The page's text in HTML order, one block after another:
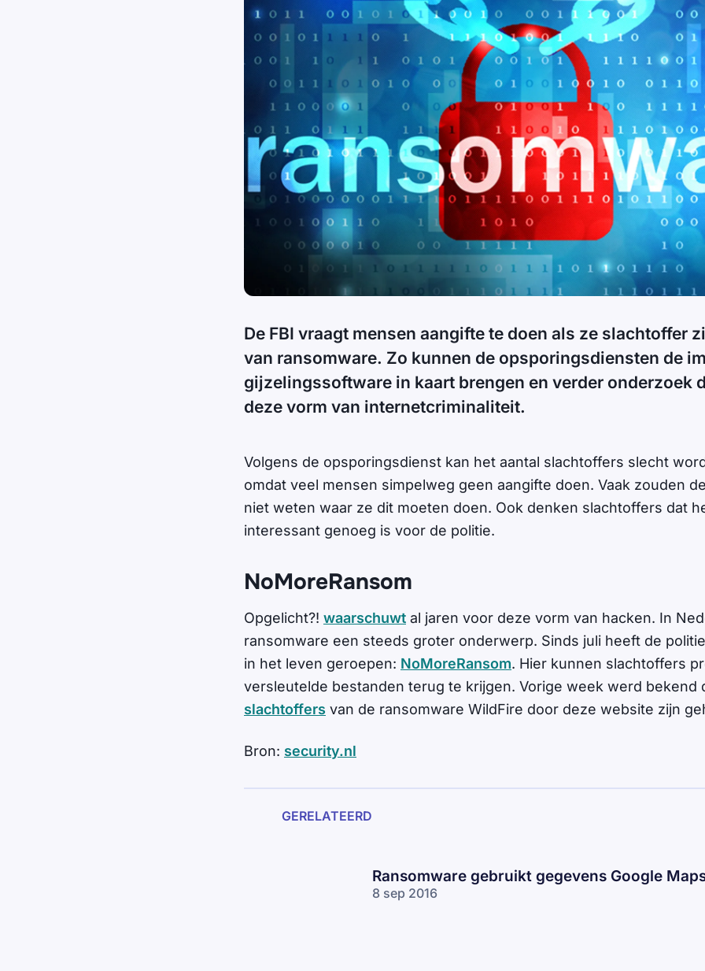
De FBI vraagt mensen aangifte te doen als ze slachtoffer
van ransomware. Zo kunnen de opsporingsdiensten de
gijzelingssoftware in kaart brengen en verder onderzoek
deze vorm van internetcriminaliteit.
Volgens de opsporingsdienst kan het aantal slachtoffers slecht
omdat veel mensen simpelweg geen aangifte doen. Vaak zouden
niet weten waar ze dit moeten doen. Ook denken slachtoffers dat
interessant genoeg is voor de politie.
NoMoreRansom
Opgelicht?! waarschuwt al jaren voor deze vorm van hacken. In
ransomware een steeds groter onderwerp. Sinds juli heeft de
in het leven geroepen: NoMoreRansom. Hier kunnen slachtoffers
versleutelde bestanden terug te krijgen. Vorige week werd bekend
slachtoffers van de ransomware WildFire door deze website zijn
Bron: security.nl
GERELATEERD
Ransomware gebruikt gegevens Google
8 sep 2016